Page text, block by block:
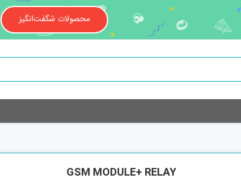
محصولات شگفت‌انگیز
GSM MODULE+ RELAY